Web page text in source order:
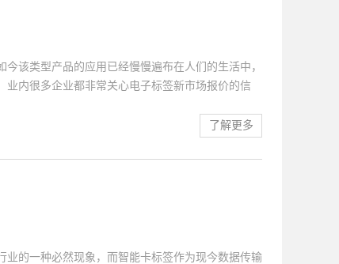
注电子标签哪家技术好之类的问题。同时...
该类型产品的应用已经慢慢遍布在人们的生活中，
内很多企业都非常关心电子标签新市场报价的信
很早就意识到电子标签技术对于服装零售的巨大价
具有较强的补充性。充分利用电子标签技术，可以
接入到航空现有的启程控制系统以及行李包...
了解更多
的一种必然现象，而智能卡标签作为现今数据传输